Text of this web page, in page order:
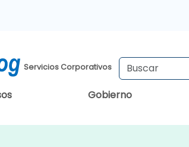
Servicios Corporativos
Gobierno